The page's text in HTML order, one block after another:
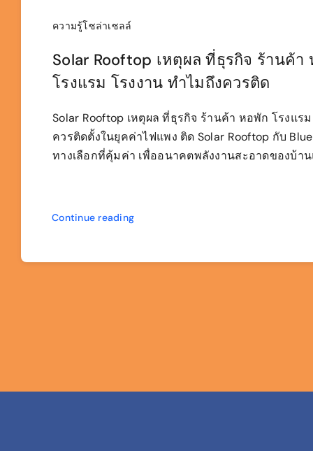
ความรู้โซล่าเซลล์
Solar Rooftop เหตุผล ที่ธุรกิจ ร้านค้า
โรงแรม โรงงาน ทำไมถึงควรติด
Solar Rooftop เหตุผล ที่ธุรกิจ ร้านค้า หอพัก โรงแร
ควรติดตั้งในยุคค่าไฟแพง ติด Solar Rooftop กับ
ทางเลือกที่คุ้มค่า เพื่ออนาคตพลังงานสะอาดของบ้า
Continue reading